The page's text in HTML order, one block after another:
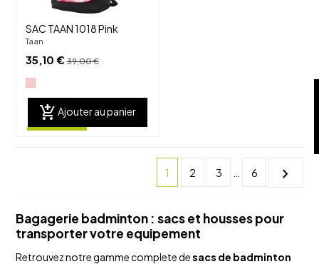
SAC TAAN 1018 Pink
Taan
35,10 €39,00 €
add_shopping_cart Ajouter au panier
1 2 3 6 chevron_right
Bagagerie badminton : sacs et housses pour
transporter votre equipement
Retrouvez notre gamme complete desacs de badminton